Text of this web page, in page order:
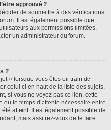
approuvé ?
de soumettre à des vérifications
Il est également possible que
aux permissions limitées.
un administrateur du forum.
?
» lorsque vous êtes en train de
celui-ci en haut de la liste des sujets,
si vous ne voyez pas ce lien, cette
le temps d’attente nécessaire entre
atteint. Il est également possible de
mais assurez-vous de le faire